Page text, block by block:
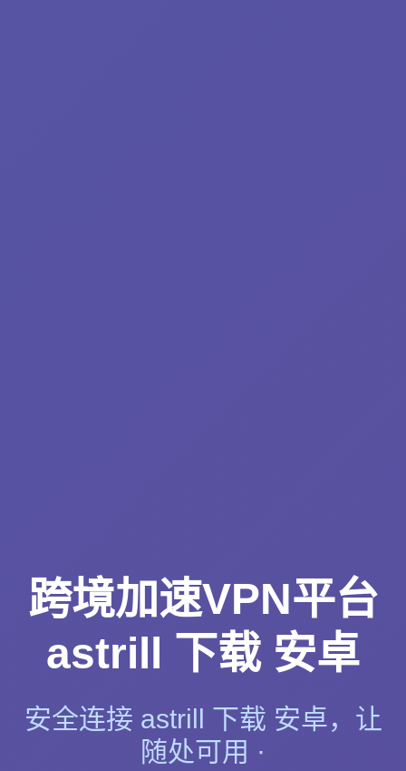
跨境加速VPN平台
astrill 下载 安卓
安全连接 astrill 下载 安卓，让
随处可用 ·